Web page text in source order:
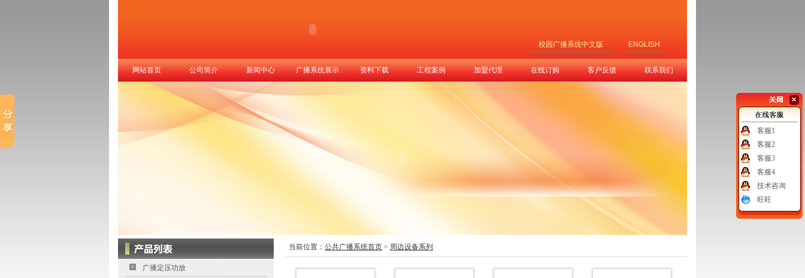
校园广播系统中文版 ENGLISH
网站首页 公司简介 新闻中心 广播系统展示 资料下载 工程案例 加盟代理 在线订购 客户反馈 联系我们
客服1
客服2
客服3
客服4
技术咨询
旺旺
广播定压功放
当前位置： 公共广播系统首页 > 周边设备系列